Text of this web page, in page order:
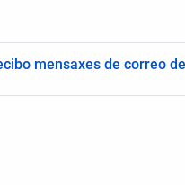
mensaxes de correo